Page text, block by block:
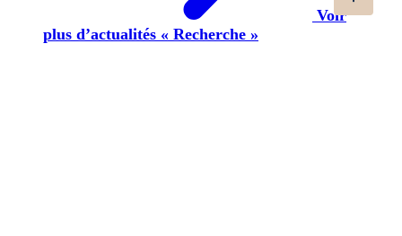
Voir
plus d’actualités « Recherche »